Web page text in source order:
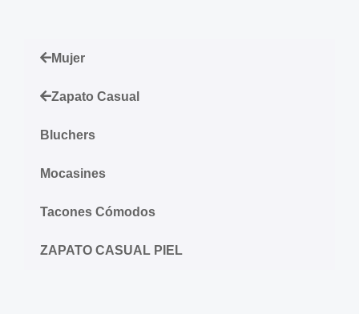
Mujer
Zapato Casual
Bluchers
Mocasines
Tacones Cómodos
ZAPATO CASUAL PIEL